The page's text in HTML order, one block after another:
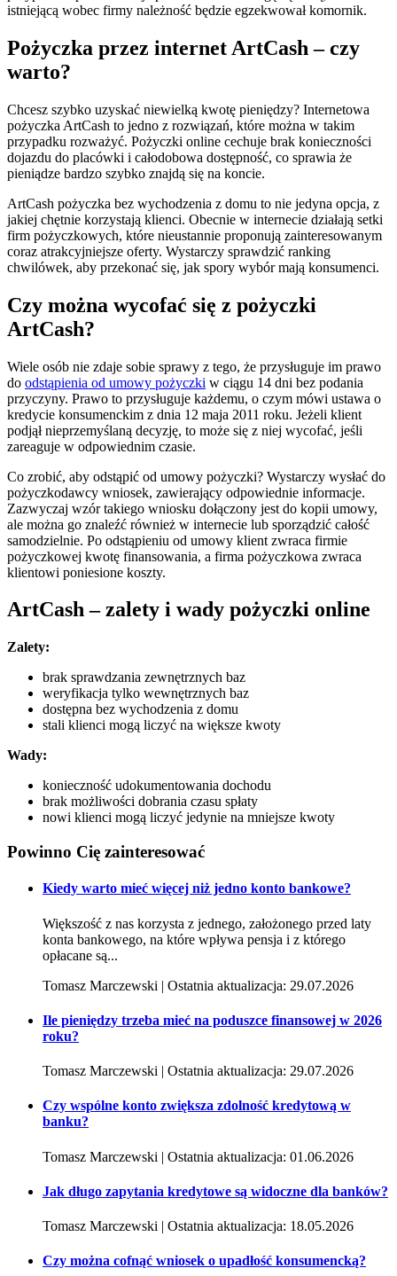
istniejącą wobec firmy należność będzie egzekwował komornik.
Pożyczka przez internet ArtCash – czy
warto?
Chcesz szybko uzyskać niewielką kwotę pieniędzy? Internetowa
pożyczka ArtCash to jedno z rozwiązań, które można w takim
przypadku rozważyć. Pożyczki online cechuje brak konieczności
dojazdu do placówki i całodobowa dostępność, co sprawia że
pieniądze bardzo szybko znajdą się na koncie.
ArtCash pożyczka bez wychodzenia z domu to nie jedyna opcja, z
jakiej chętnie korzystają klienci. Obecnie w internecie działają setki
firm pożyczkowych, które nieustannie proponują zainteresowanym
coraz atrakcyjniejsze oferty. Wystarczy sprawdzić ranking
chwilówek, aby przekonać się, jak spory wybór mają konsumenci.
Czy można wycofać się z pożyczki
ArtCash?
Wiele osób nie zdaje sobie sprawy z tego, że przysługuje im prawo
do odstąpienia od umowy pożyczki w ciągu 14 dni bez podania
przyczyny. Prawo to przysługuje każdemu, o czym mówi ustawa o
kredycie konsumenckim z dnia 12 maja 2011 roku. Jeżeli klient
podjął nieprzemyślaną decyzję, to może się z niej wycofać, jeśli
zareaguje w odpowiednim czasie.
Co zrobić, aby odstąpić od umowy pożyczki? Wystarczy wysłać do
pożyczkodawcy wniosek, zawierający odpowiednie informacje.
Zazwyczaj wzór takiego wniosku dołączony jest do kopii umowy,
ale można go znaleźć również w internecie lub sporządzić całość
samodzielnie. Po odstąpieniu od umowy klient zwraca firmie
pożyczkowej kwotę finansowania, a firma pożyczkowa zwraca
klientowi poniesione koszty.
ArtCash – zalety i wady pożyczki online
Zalety:
brak sprawdzania zewnętrznych baz
weryfikacja tylko wewnętrznych baz
dostępna bez wychodzenia z domu
stali klienci mogą liczyć na większe kwoty
Wady:
konieczność udokumentowania dochodu
brak możliwości dobrania czasu spłaty
nowi klienci mogą liczyć jedynie na mniejsze kwoty
Powinno Cię zainteresować
Kiedy warto mieć więcej niż jedno konto bankowe?
Większość z nas korzysta z jednego, założonego przed laty
konta bankowego, na które wpływa pensja i z którego
opłacane są...
Tomasz Marczewski | Ostatnia aktualizacja: 29.07.2026
Ile pieniędzy trzeba mieć na poduszce finansowej w 2026
roku?
Tomasz Marczewski | Ostatnia aktualizacja: 29.07.2026
Czy wspólne konto zwiększa zdolność kredytową w
banku?
Tomasz Marczewski | Ostatnia aktualizacja: 01.06.2026
Jak długo zapytania kredytowe są widoczne dla banków?
Tomasz Marczewski | Ostatnia aktualizacja: 18.05.2026
Czy można cofnąć wniosek o upadłość konsumencką?